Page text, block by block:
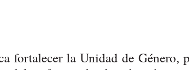
fortalecer la Unidad de Género,